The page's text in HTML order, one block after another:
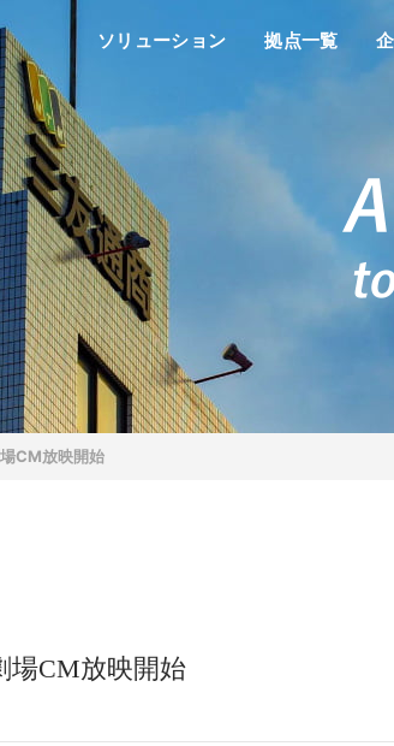
ソリューション 拠点一覧
CM放映開始
場CM放映開始